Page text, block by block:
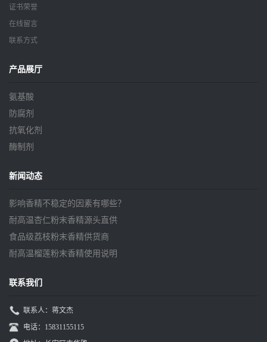
证书荣誉
在线留言
联系方式
产品展厅
氨基酸
防腐剂
抗氧化剂
酶制剂
新闻动态
影响香精不稳定的因素有哪些？
耐高温杏仁粉末香精源头直供
食品级荔枝粉末香精供货商
耐高温榴莲粉末香精使用说明
联系我们
联系人：蒋文杰
电话：15831155115